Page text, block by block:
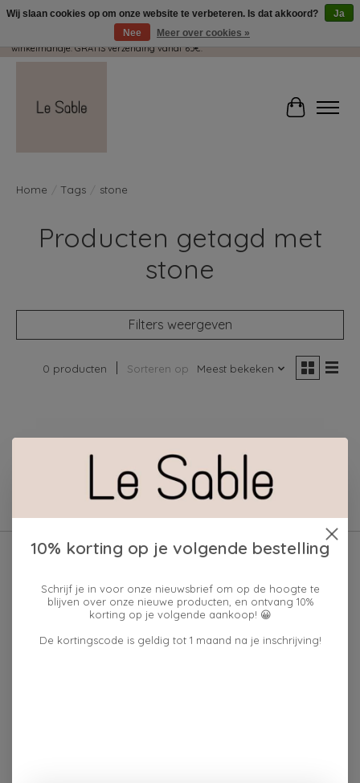
Wij pakken met plezier jouw kadootjes GRATIS in! Duid dit zeker aan in je
winkelmandje. GRATIS verzending vanaf 65€.
Home Tags stone
Producten getagd met
stone
Filters weergeven
0 producten Sorteren op Meest bekeken
Geen producten gevonden!
Wij slaan cookies op om onze website te verbeteren. Is dat akkoord?
Ja
Nee
Meer over cookies »
10% korting op je volgende bestelling
Schrijf je in voor onze nieuwsbrief om op de hoogte te
blijven over onze nieuwe producten, en ontvang 10%
korting op je volgende aankoop! 😀
De kortingscode is geldig tot 1 maand na je inschrijving!